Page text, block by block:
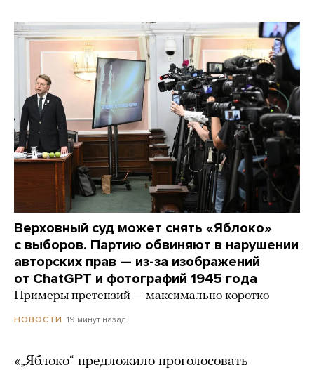
Верховный суд может снять «Яблоко»
с выборов. Партию обвиняют в нарушении
авторских прав — из-за изображений
от ChatGPT и фотографий 1945 года
Примеры претензий — максимально коротко
НОВОСТИ 19 минут назад
«„Яблоко“ предложило проголосовать